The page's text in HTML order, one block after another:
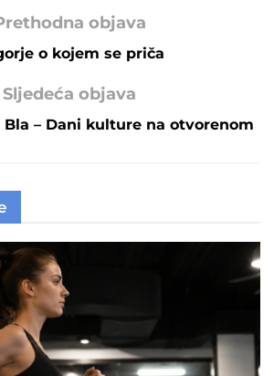
objava
o kojem se priča
Sljedeća objava
– Dani kulture na otvorenom